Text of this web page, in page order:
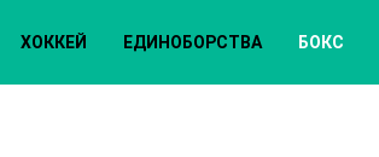
ХОККЕЙ ЕДИНОБОРСТВА БОКС